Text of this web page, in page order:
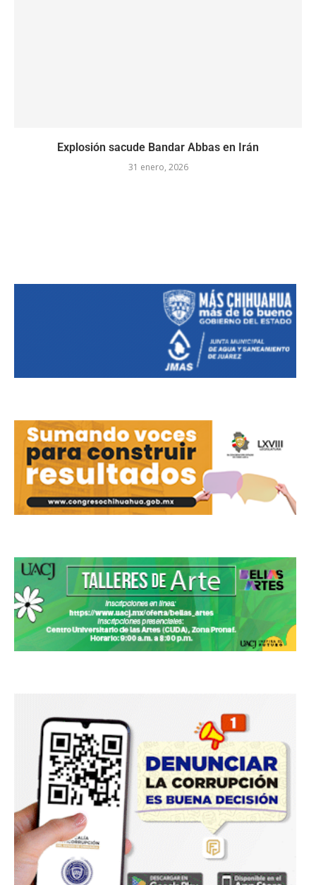
Explosión sacude Bandar Abbas en Irán
31 enero, 2026